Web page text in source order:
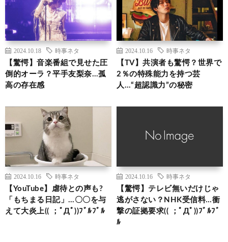
2024.10.18 時事ネタ
【驚愕】音楽番組で見せた圧
倒的オーラ？平手友梨奈…孤
高の存在感
2024.10.16 時事ネタ
【TV】共演者も驚愕？世界で
2％の特殊能力を持つ芸
人…“超認識力”の秘密
2024.10.16 時事ネタ
【YouTube】虐待との声も?
「もちまる日記」…〇〇を与
えて大炎上(( ；ﾟДﾟ))ﾌﾞﾙﾌﾞﾙ
2024.10.16 時事ネタ
【驚愕】テレビ無いだけじゃ
逃がさない？NHK受信料…衝
撃の証拠要求(( ；ﾟДﾟ))ﾌﾞﾙﾌﾞ
ﾙ